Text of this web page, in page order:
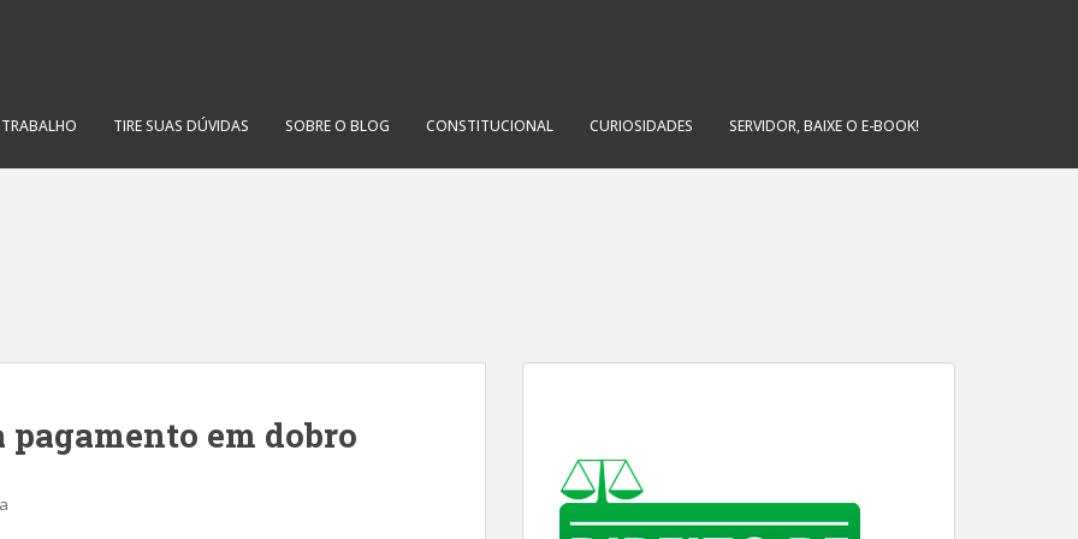
TIRE SUAS DÚVIDAS SOBRE O BLOG CONSTITUCIONAL CURIOSIDADES SERVIDOR, BAIXE O E-BOOK!
pagamento em dobro